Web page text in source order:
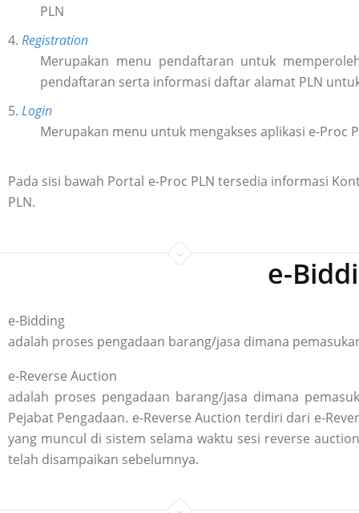
PLN
4. Registration
Merupakan menu pendaftaran untuk
pendaftaran serta informasi daftar alamat PLN
5. Login
Merupakan menu untuk mengakses aplikasi e-
Pada sisi bawah Portal e-Proc PLN tersedia informasi
PLN.
e-
e-Bidding
adalah proses pengadaan barang/jasa dimana
e-Reverse Auction
adalah proses pengadaan barang/jasa dimana
Pejabat Pengadaan. e-Reverse Auction terdiri dari e-
yang muncul di sistem selama waktu sesi reverse
telah disampaikan sebelumnya.